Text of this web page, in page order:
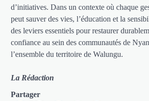
d’initiatives. Dans un contexte où chaque
peut sauver des vies, l’éducation et la
des leviers essentiels pour restaurer
confiance au sein des communautés de
l’ensemble du territoire de Walungu.
La Rédaction
Partager